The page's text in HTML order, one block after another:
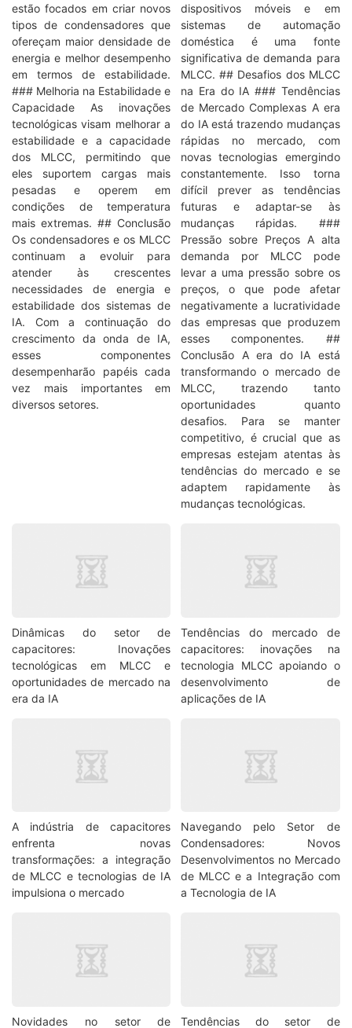
estão focados em criar novos
tipos de condensadores que
ofereçam maior densidade de
energia e melhor desempenho
em termos de estabilidade.
### Melhoria na Estabilidade e
Capacidade As inovações
tecnológicas visam melhorar a
estabilidade e a capacidade
dos MLCC, permitindo que
eles suportem cargas mais
pesadas e operem em
condições de temperatura
mais extremas. ## Conclusão
Os condensadores e os MLCC
continuam a evoluir para
atender às crescentes
necessidades de energia e
estabilidade dos sistemas de
IA. Com a continuação do
crescimento da onda de IA,
esses componentes
desempenharão papéis cada
vez mais importantes em
diversos setores.
dispositivos móveis e em
sistemas de automação
doméstica é uma fonte
significativa de demanda para
MLCC. ## Desafios dos MLCC
na Era do IA ### Tendências
de Mercado Complexas A era
do IA está trazendo mudanças
rápidas no mercado, com
novas tecnologias emergindo
constantemente. Isso torna
difícil prever as tendências
futuras e adaptar-se às
mudanças rápidas. ###
Pressão sobre Preços A alta
demanda por MLCC pode
levar a uma pressão sobre os
preços, o que pode afetar
negativamente a lucratividade
das empresas que produzem
esses componentes. ##
Conclusão A era do IA está
transformando o mercado de
MLCC, trazendo tanto
oportunidades quanto
desafios. Para se manter
competitivo, é crucial que as
empresas estejam atentas às
tendências do mercado e se
adaptem rapidamente às
mudanças tecnológicas.
Dinâmicas do setor de
capacitores: Inovações
tecnológicas em MLCC e
oportunidades de mercado na
era da IA
Tendências do mercado de
capacitores: inovações na
tecnologia MLCC apoiando o
desenvolvimento de
aplicações de IA
A indústria de capacitores
enfrenta novas
transformações: a integração
de MLCC e tecnologias de IA
impulsiona o mercado
Navegando pelo Setor de
Condensadores: Novos
Desenvolvimentos no Mercado
de MLCC e a Integração com
a Tecnologia de IA
Novidades no setor de Tendências do setor de